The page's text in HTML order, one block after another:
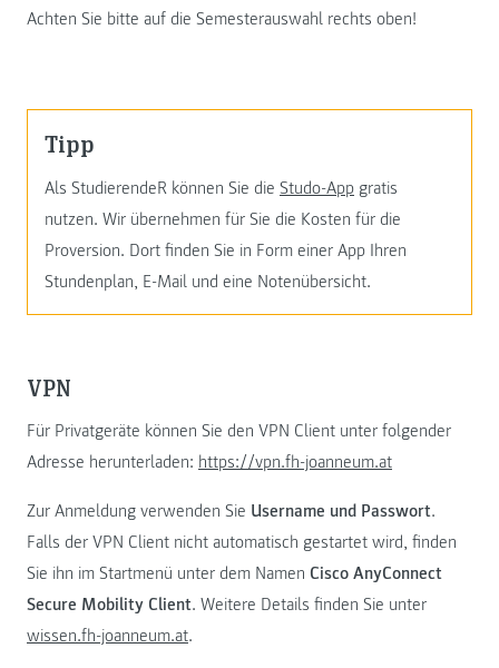
Achten Sie bitte auf die Semesterauswahl rechts oben!
Tipp
Als StudierendeR können Sie die Studo-App gratis
nutzen. Wir übernehmen für Sie die Kosten für die
Proversion. Dort finden Sie in Form einer App Ihren
Stundenplan, E-Mail und eine Notenübersicht.
VPN
Für Privatgeräte können Sie den VPN Client unter folgender
Adresse herunterladen: https://vpn.fh-joanneum.at
Zur Anmeldung verwenden Sie Username und Passwort.
Falls der VPN Client nicht automatisch gestartet wird, finden
Sie ihn im Startmenü unter dem Namen Cisco AnyConnect
Secure Mobility Client. Weitere Details finden Sie unter
wissen.fh-joanneum.at.